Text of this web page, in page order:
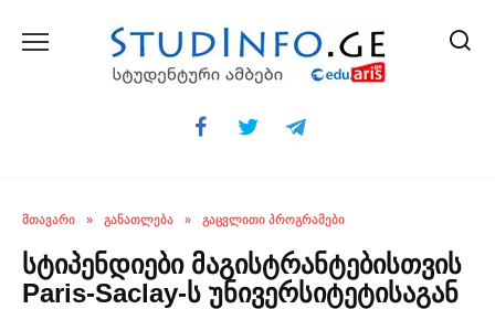
ᲛᲗᲐᲕᲐᲠᲘ » ᲒᲐᲜᲐᲗᲚᲔᲑᲐ » ᲒᲐᲪᲕᲚᲘᲗᲘ ᲞᲠᲝᲒᲠᲐᲛᲔᲑᲘ
სტიპენდიები მაგისტრანტებისთვის
Paris-Saclay-ს უნივერსიტეტისაგან